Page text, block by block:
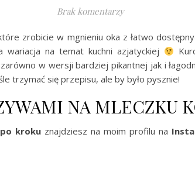
Brak komentarzy
zrobicie w mgnieniu oka z łatwo
wariacja na temat kuchni azjatyckiej
w wersji bardziej pikantnej jak i
trzymać się przepisu, ale by było pysznie!
NA MLECZKU
kroku znajdziesz na moim profilu na